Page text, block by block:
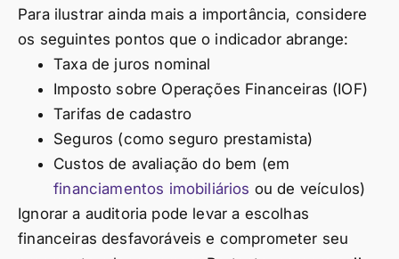
Para ilustrar ainda mais a importância, considere
os seguintes pontos que o indicador abrange:
Taxa de juros nominal
Imposto sobre Operações Financeiras (IOF)
Tarifas de cadastro
Seguros (como seguro prestamista)
Custos de avaliação do bem (em
financiamentos imobiliários ou de veículos)
Ignorar a auditoria pode levar a escolhas
financeiras desfavoráveis e comprometer seu